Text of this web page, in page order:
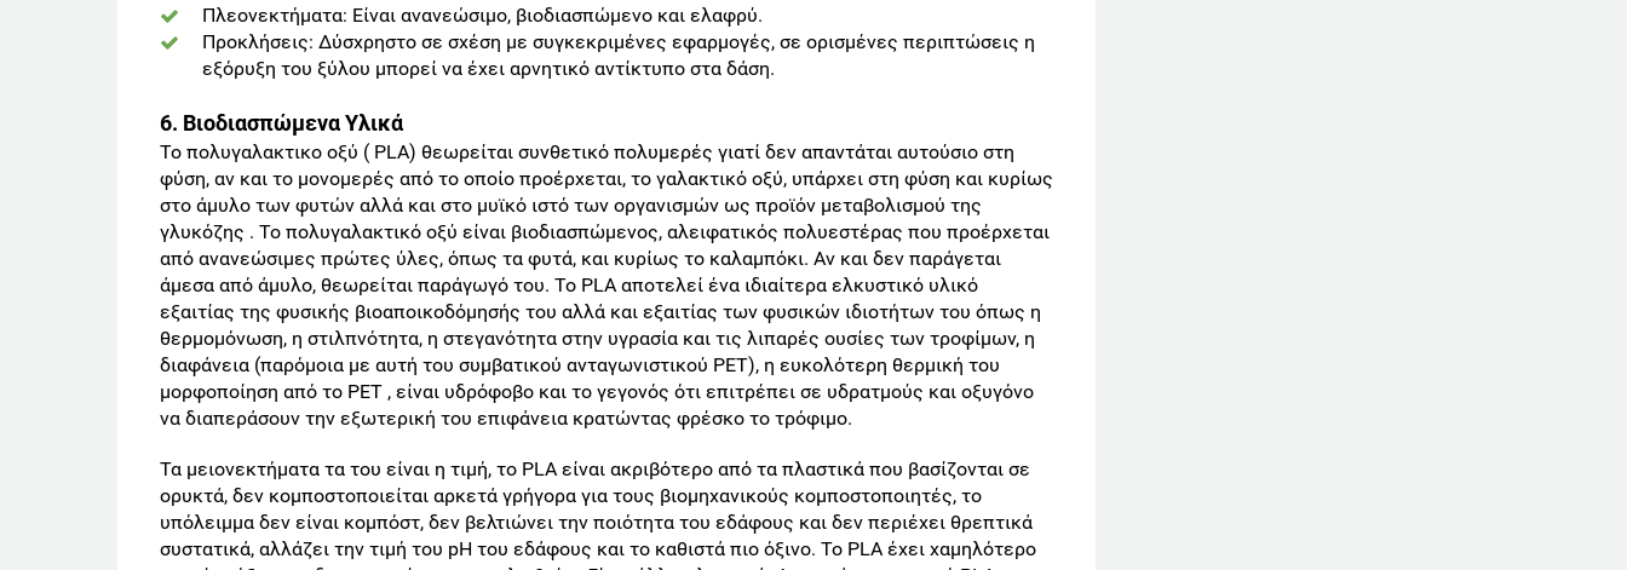
Πλεονεκτήματα: Είναι ανανεώσιμο, βιοδιασπώμενο και ελαφρύ.
Προκλήσεις: Δύσχρηστο σε σχέση με συγκεκριμένες εφαρμογές, σε ορισμένες περιπτώσεις η
εξόρυξη του ξύλου μπορεί να έχει αρνητικό αντίκτυπο στα δάση.
6. Βιοδιασπώμενα Υλικά
Το πολυγαλακτικο οξύ ( PLA) θεωρείται συνθετικό πολυμερές γιατί δεν απαντάται αυτούσιο στη
φύση, αν και το μονομερές από το οποίο προέρχεται, το γαλακτικό οξύ, υπάρχει στη φύση και κυρίως
στο άμυλο των φυτών αλλά και στο μυϊκό ιστό των οργανισμών ως προϊόν μεταβολισμού της
γλυκόζης . Το πολυγαλακτικό οξύ είναι βιοδιασπώμενος, αλειφατικός πολυεστέρας που προέρχεται
από ανανεώσιμες πρώτες ύλες, όπως τα φυτά, και κυρίως το καλαμπόκι. Αν και δεν παράγεται
άμεσα από άμυλο, θεωρείται παράγωγό του. Το PLA αποτελεί ένα ιδιαίτερα ελκυστικό υλικό
εξαιτίας της φυσικής βιοαποικοδόμησής του αλλά και εξαιτίας των φυσικών ιδιοτήτων του όπως η
θερμομόνωση, η στιλπνότητα, η στεγανότητα στην υγρασία και τις λιπαρές ουσίες των τροφίμων, η
διαφάνεια (παρόμοια με αυτή του συμβατικού ανταγωνιστικού PET), η ευκολότερη θερμική του
μορφοποίηση από το PET , είναι υδρόφοβο και το γεγονός ότι επιτρέπει σε υδρατμούς και οξυγόνο
να διαπεράσουν την εξωτερική του επιφάνεια κρατώντας φρέσκο το τρόφιμο.
Τα μειονεκτήματα τα του είναι η τιμή, το PLA είναι ακριβότερο από τα πλαστικά που βασίζονται σε
ορυκτά, δεν κομποστοποιείται αρκετά γρήγορα για τους βιομηχανικούς κομποστοποιητές, το
υπόλειμμα δεν είναι κομπόστ, δεν βελτιώνει την ποιότητα του εδάφους και δεν περιέχει θρεπτικά
συστατικά, αλλάζει την τιμή του pH του εδάφους και το καθιστά πιο όξινο. Το PLA έχει χαμηλότερο